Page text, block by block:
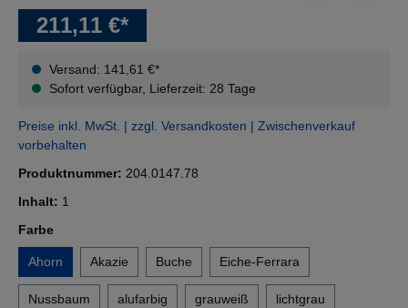
211,11 €*
Versand: 141,61 €*
Sofort verfügbar, Lieferzeit: 28 Tage
Preise inkl. MwSt. | zzgl. Versandkosten | Zwischenverkauf
vorbehalten
Produktnummer: 204.0147.78
Inhalt: 1
Farbeauswählen
Ahorn Akazie Buche Eiche-Ferrara
Nussbaum alufarbig grauweiß lichtgrau